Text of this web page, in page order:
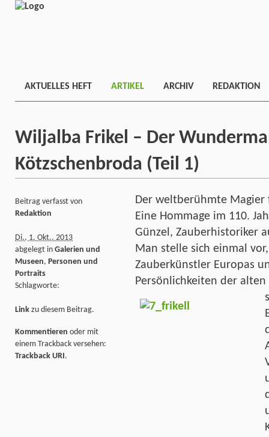
AKTUELLES HEFT ARTIKEL ARCHIV REDAKTION
Wiljalba Frikel – Der
Kötzschenbroda (Teil 1)
Der weltberühmte
Eine Hommage im 110.
Günzel, Zauberhistoriker
Man stelle sich einmal
Zauberkünstler Europas
Persönlichkeiten der
Beitrag verfasst von
Redaktion
Di., 1. Okt.. 2013
abgelegt in Galerien und
Museen, Personen und
Portraits
Schlagworte:
Link zu diesem Beitrag.
Kommentieren oder mit
einem Trackback versehen:
Trackback URI.